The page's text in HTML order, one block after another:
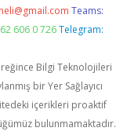
Teams:
606 0 726 Telegram:
Bilgi Teknolojileri
bir Yer Sağlayıcı
içerikleri proaktif
bulunmamaktadır.